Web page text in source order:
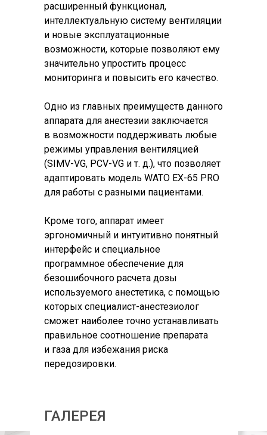
расширенный функционал,
интеллектуальную систему вентиляции
и новые эксплуатационные
возможности, которые позволяют ему
значительно упростить процесс
мониторинга и повысить его качество.
Одно из главных преимуществ данного
аппарата для анестезии заключается
в возможности поддерживать любые
режимы управления вентиляцией
(SIMV-VG, PCV-VG и т. д.), что позволяет
адаптировать модель WATO EX-65 PRO
для работы с разными пациентами.
Кроме того, аппарат имеет
эргономичный и интуитивно понятный
интерфейс и специальное
программное обеспечение для
безошибочного расчета дозы
используемого анестетика, с помощью
которых специалист-анестезиолог
сможет наиболее точно устанавливать
правильное соотношение препарата
и газа для избежания риска
передозировки.
ГАЛЕРЕЯ